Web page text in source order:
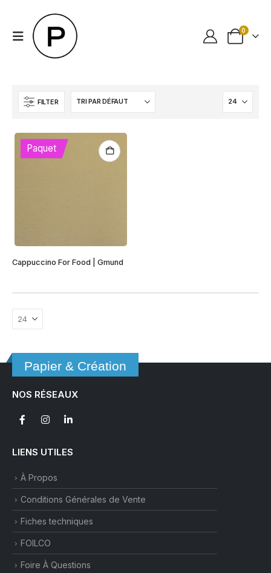
0
FILTER
Paquet
Cappuccino For Food | Gmund
Papier & Création
NOS RÉSEAUX
LIENS UTILES
À Propos
Conditions Générales de Vente
Fiches techniques
FOILCO
Foire À Questions